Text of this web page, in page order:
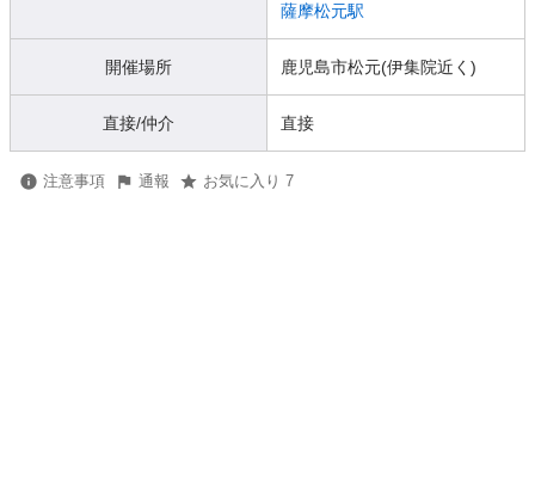
薩摩松元駅
開催場所 鹿児島市松元(伊集院近く)
直接/仲介 直接
注意事項 通報 お気に入り 7